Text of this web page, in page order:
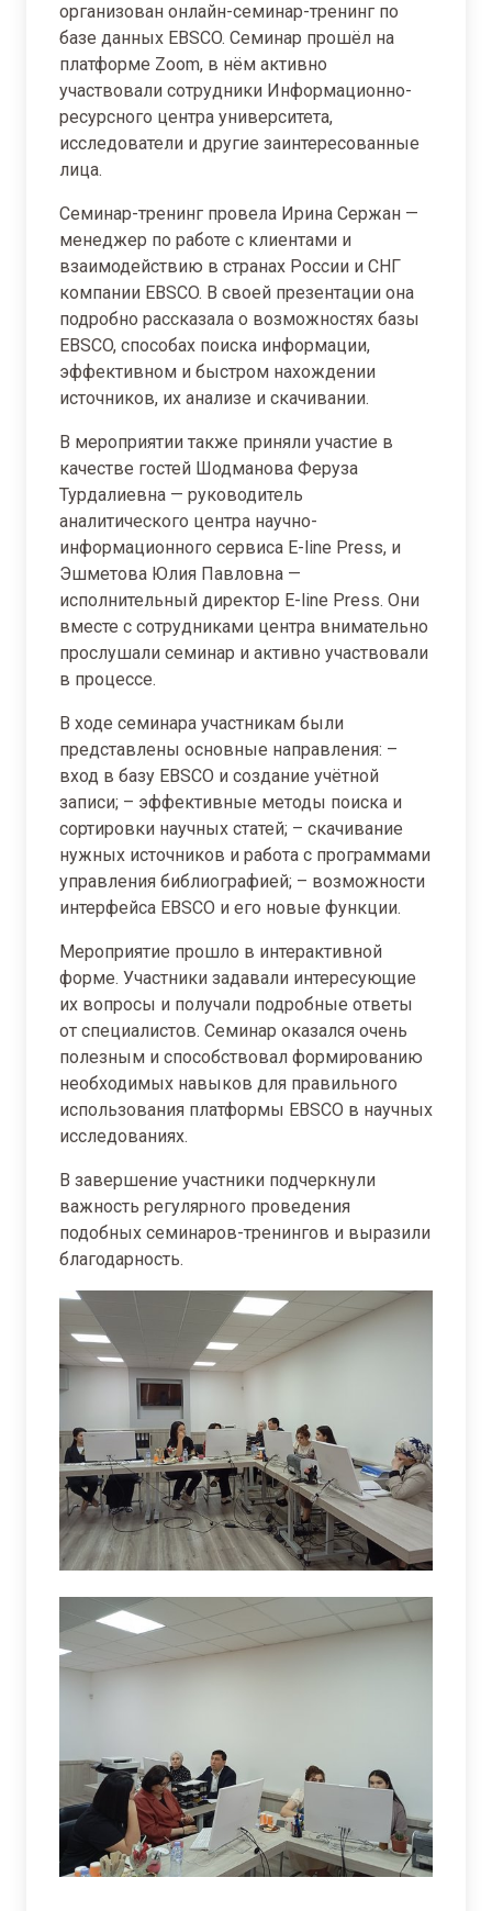
организован онлайн-семинар-тренинг по
базе данных EBSCO. Семинар прошёл на
платформе Zoom, в нём активно
участвовали сотрудники Информационно-
ресурсного центра университета,
исследователи и другие заинтересованные
лица.
Семинар-тренинг провела Ирина Сержан —
менеджер по работе с клиентами и
взаимодействию в странах России и СНГ
компании EBSCO. В своей презентации она
подробно рассказала о возможностях базы
EBSCO, способах поиска информации,
эффективном и быстром нахождении
источников, их анализе и скачивании.
В мероприятии также приняли участие в
качестве гостей Шодманова Феруза
Турдалиевна — руководитель
аналитического центра научно-
информационного сервиса E-line Press, и
Эшметова Юлия Павловна —
исполнительный директор E-line Press. Они
вместе с сотрудниками центра внимательно
прослушали семинар и активно участвовали
в процессе.
В ходе семинара участникам были
представлены основные направления: –
вход в базу EBSCO и создание учётной
записи; – эффективные методы поиска и
сортировки научных статей; – скачивание
нужных источников и работа с программами
управления библиографией; – возможности
интерфейса EBSCO и его новые функции.
Мероприятие прошло в интерактивной
форме. Участники задавали интересующие
их вопросы и получали подробные ответы
от специалистов. Семинар оказался очень
полезным и способствовал формированию
необходимых навыков для правильного
использования платформы EBSCO в научных
исследованиях.
В завершение участники подчеркнули
важность регулярного проведения
подобных семинаров-тренингов и выразили
благодарность.